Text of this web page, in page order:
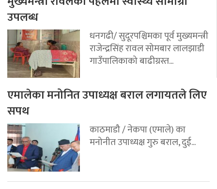
उपलब्ध
धनगढी/ सुदूरपश्चिमका पूर्व मुख्यमन्त्री
राजेन्द्रसिंह रावल सोमबार लालझाडी
गाउँपालिकाको बाढीग्रस्त...
एमालेका मनोनित उपाध्यक्ष बराल लगायतले लिए
सपथ
काठमाडौ / नेकपा (एमाले) का
मनोनीत उपाध्यक्ष गुरु बराल, दुई...